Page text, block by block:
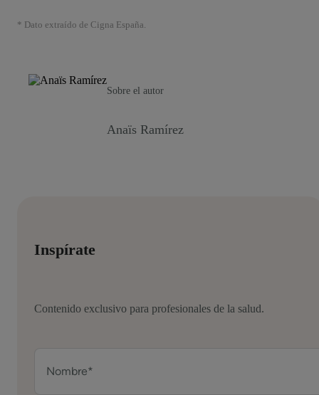
* Dato extraído de Cigna España.
Sobre el autor
Anaïs Ramírez
Inspírate
Contenido exclusivo para profesionales de la salud.